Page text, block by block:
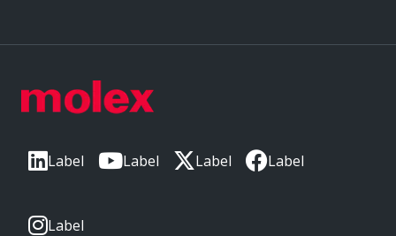
Label Label Label Label
Label